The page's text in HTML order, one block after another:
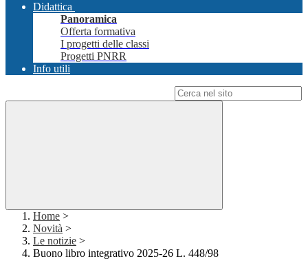
Didattica
Panoramica
Offerta formativa
I progetti delle classi
Progetti PNRR
Info utili
Home >
Novità >
Le notizie >
Buono libro integrativo 2025-26 L. 448/98